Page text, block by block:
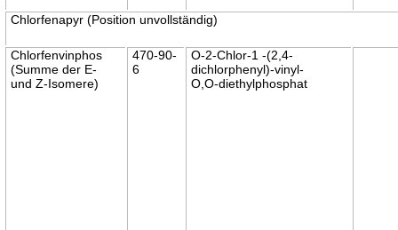
Chlorfenapyr (Position unvollständig)
Chlorfenvinphos
(Summe der E-
und Z-Isomere)
470-90-
6
O-2-Chlor-1 -(2,4-
dichlorphenyl)-vinyl-
O,O-diethylphosphat